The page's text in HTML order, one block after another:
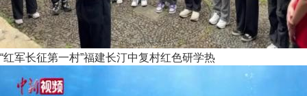
“红军长征第一村”福建长汀中复村红色研学热